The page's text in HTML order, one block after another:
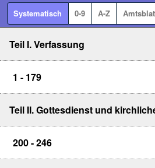
Systematisch 0-9 A-Z
Teil I. Verfassung
1 - 179
Teil II. Gottesdienst und
200 - 246